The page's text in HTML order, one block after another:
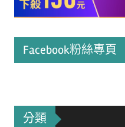
Facebook粉絲專頁
分類